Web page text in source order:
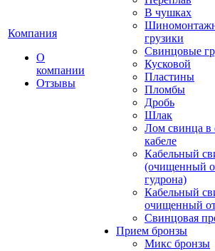
Компания
О
компании
Отзывы
В чушках
грузики
Свинцовые
Кусковой
Пластины
Пломбы
Дробь
Шлак
Лом свинца в
кабеле
Кабельный
(очищенный
гудрона)
Кабельный
очищенный
Свинцовая
Прием бронзы
Микс бронзы